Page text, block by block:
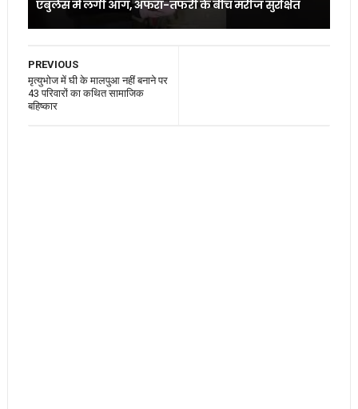
एंबुलेंस में लगी आग, अफरा-तफरी के बीच मरीज सुरक्षित
PREVIOUS
मृत्युभोज में घी के मालपुआ नहीं बनाने पर
43 परिवारों का कथित सामाजिक
बहिष्कार